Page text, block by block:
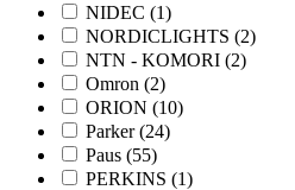
NIDEC (1)
NORDICLIGHTS (2)
NTN - KOMORI (2)
Omron (2)
ORION (10)
Parker(24)
Paus (55)
PERKINS (1)